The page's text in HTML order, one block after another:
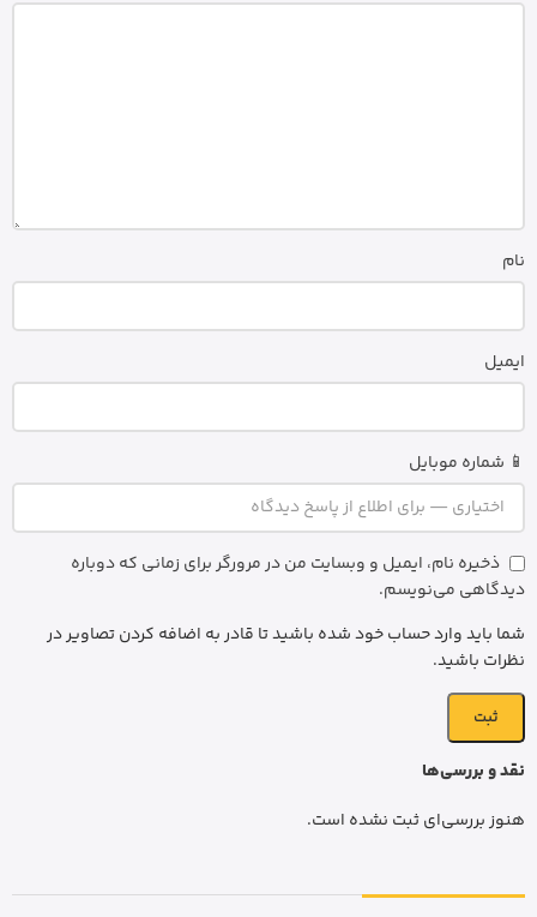
نقد و بررسی‌ها
هنوز بررسی‌ای ثبت نشده است.
نام
ایمیل
📱 شماره موبایل
ذخیره نام، ایمیل و وبسایت من در مرورگر برای زمانی که دوباره
دیدگاهی می‌نویسم.
شما باید وارد حساب خود شده باشید تا قادر به اضافه کردن تصاویر در
نظرات باشید.